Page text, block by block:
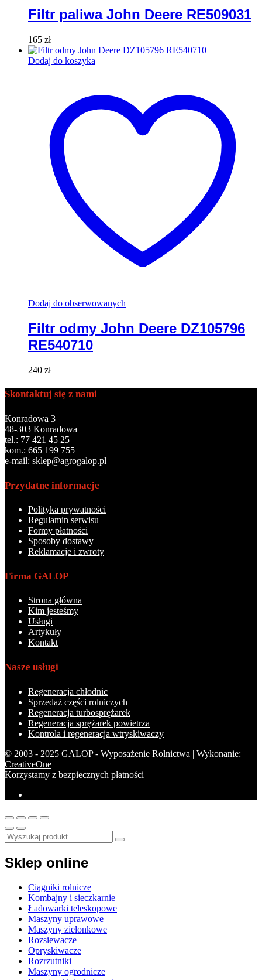
Filtr paliwa John Deere RE509031
165 zł
Dodaj do koszyka
Dodaj do obserwowanych
Filtr odmy John Deere DZ105796
RE540710
240 zł
Skontaktuj się z nami
Konradowa 3
48-303 Konradowa
tel.: 77 421 45 25
kom.: 665 199 755
e-mail: sklep@agrogalop.pl
Przydatne informacje
Polityka prywatności
Regulamin serwisu
Formy płatności
Sposoby dostawy
Reklamacje i zwroty
Firma GALOP
Strona główna
Kim jesteśmy
Usługi
Artykuły
Kontakt
Nasze usługi
Regeneracja chłodnic
Sprzedaż części rolniczych
Regeneracja turbosprężarek
Regeneracja sprężarek powietrza
Kontrola i regeneracja wtryskiwaczy
© 2003 - 2025 GALOP - Wyposażenie Rolnictwa | Wykonanie:
CreativeOne
Korzystamy z bezpiecznych płatności
Sklep online
Ciągniki rolnicze
Kombajny i sieczkarnie
Ładowarki teleskopowe
Maszyny uprawowe
Maszyny zielonkowe
Rozsiewacze
Opryskiwacze
Rozrzutniki
Maszyny ogrodnicze